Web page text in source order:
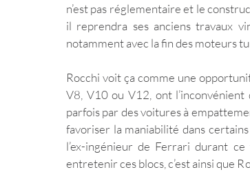
n’est pas réglementaire et le
il reprendra ses anciens travaux
notamment avec la fin des moteurs
Rocchi voit ça comme une
V8, V10 ou V12, ont
parfois par des voitures à
favoriser la maniabilité dans
l’ex-ingénieur de Ferrari durant
entretenir ces blocs, c’est ainsi que